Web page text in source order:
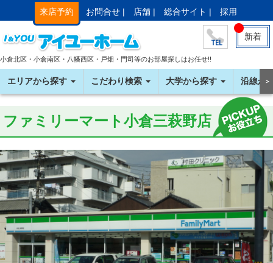
来店予約 お問合せ | 店舗 | 総合サイト | 採用
新着
小倉北区・小倉南区・八幡西区・戸畑・門司等のお部屋探しはお任せ!!
エリアから探す こだわり検索 大学から探す 沿線か＞
ファミリーマート小倉三萩野店